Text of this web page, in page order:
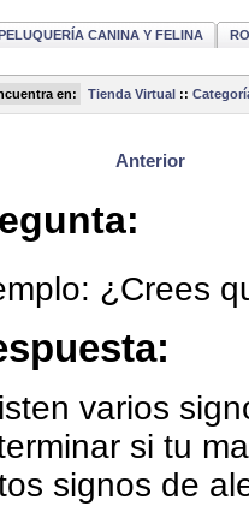
CANINA Y FELINA
en: Tienda Virtual ::
Anterior
¿Crees
varios
si tu
signos de